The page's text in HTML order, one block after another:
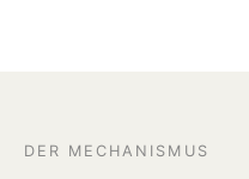
DER MECHANISMUS